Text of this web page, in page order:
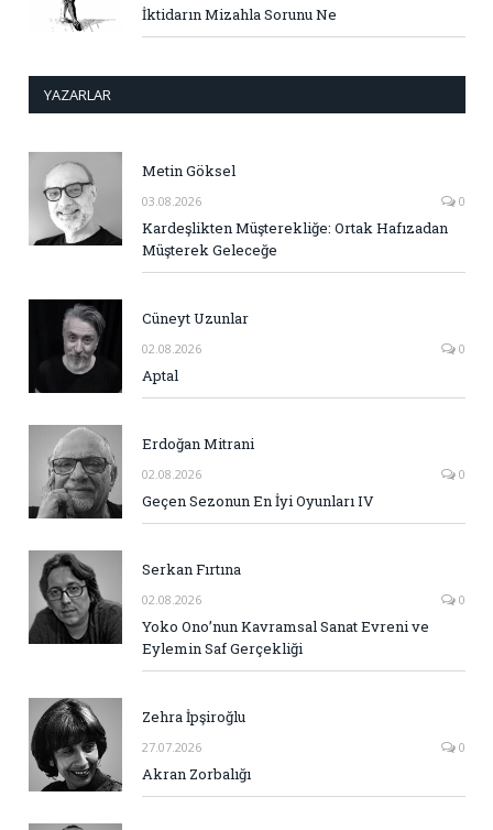
İktidarın Mizahla Sorunu Ne
YAZARLAR
Metin Göksel
03.08.2026 0
Kardeşlikten Müşterekliğe: Ortak Hafızadan
Müşterek Geleceğe
Cüneyt Uzunlar
02.08.2026 0
Aptal
Erdoğan Mitrani
02.08.2026 0
Geçen Sezonun En İyi Oyunları IV
Serkan Fırtına
02.08.2026 0
Yoko Ono’nun Kavramsal Sanat Evreni ve
Eylemin Saf Gerçekliği
Zehra İpşiroğlu
27.07.2026 0
Akran Zorbalığı